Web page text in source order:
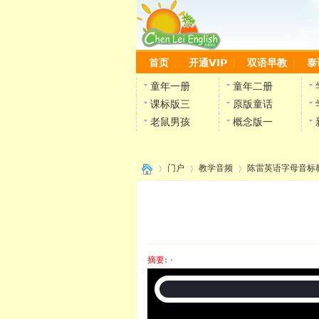
首页 开通VIP 双语早教 泰
童年一册 童年二册
课标版三
原版童话
老鼠男孩
概念版一
陈雷
门户 教学音频 陈雷英语字母音标
摘要: ·